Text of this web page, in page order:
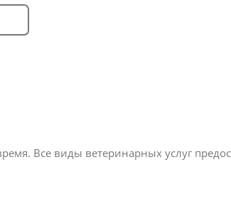
Все виды ветеринарных услуг